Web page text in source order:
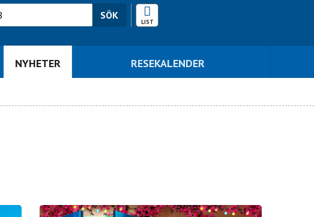
SÖK
RESEKALENDER
NYHETER RESEKALENDER